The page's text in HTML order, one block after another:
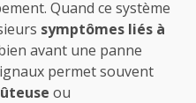
Quand ce système
symptômes liés à
avant une panne
permet souvent
ou